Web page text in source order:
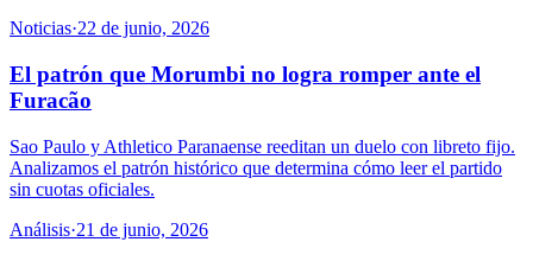
Noticias·22 de junio, 2026
El patrón que Morumbi no logra romper ante el
Furacão
Sao Paulo y Athletico Paranaense reeditan un duelo con libreto fijo.
Analizamos el patrón histórico que determina cómo leer el partido
sin cuotas oficiales.
Análisis·21 de junio, 2026